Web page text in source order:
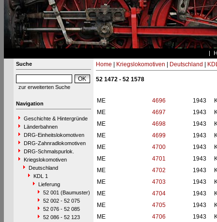
Suche
zur erweiterten Suche
Navigation
Geschichte & Hintergründe
Länderbahnen
DRG-Einheitslokomotiven
DRG-Zahnradlokomotiven
DRG-Schmalspurlok.
Kriegslokomotiven
Deutschland
KDL 1
Lieferung
52 001 (Baumuster)
52 002 - 52 075
52 076 - 52 085
52 086 - 52 123
Home Kriegslokomotiven Deutschland
52 1472 - 52 1578
ME 4696 1943
ME
4697 1943
ME
4698 1943
ME
4699 1943
ME
4700 1943
ME
4701 1943
ME
4702 1943
ME
4703 1943
ME
4704 1943
ME
4705 1943
ME
4706 1943